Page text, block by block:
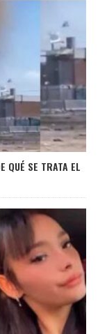
QUÉ SE TRATA EL